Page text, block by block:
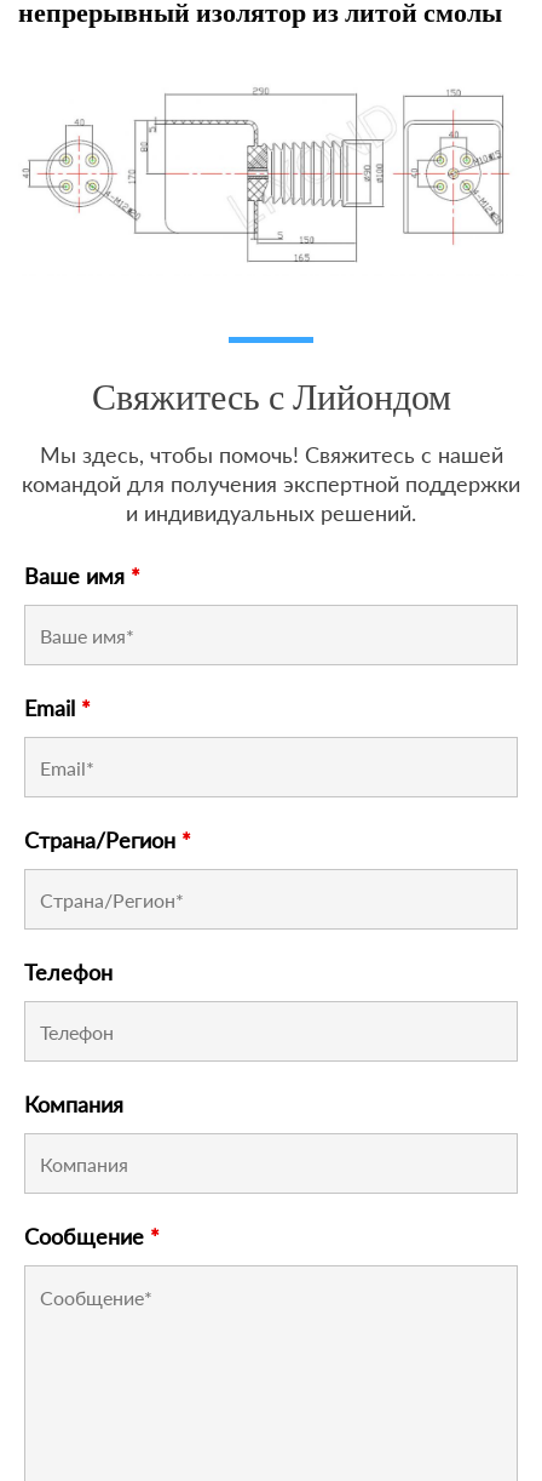
непрерывный изолятор из литой смолы
Свяжитесь с Лийондом
Мы здесь, чтобы помочь! Свяжитесь с нашей
командой для получения экспертной поддержки
и индивидуальных решений.
Ваше имя *
Email *
Страна/Регион *
Телефон
Компания
Сообщение *